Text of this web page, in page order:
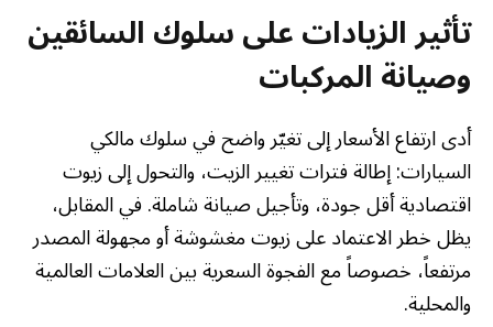
تأثير الزيادات على سلوك السائقين
وصيانة المركبات
أدى ارتفاع الأسعار إلى تغيّر واضح في سلوك مالكي
السيارات: إطالة فترات تغيير الزيت، والتحول إلى زيوت
اقتصادية أقل جودة، وتأجيل صيانة شاملة. في المقابل،
يظل خطر الاعتماد على زيوت مغشوشة أو مجهولة المصدر
مرتفعاً، خصوصاً مع الفجوة السعرية بين العلامات العالمية
والمحلية.